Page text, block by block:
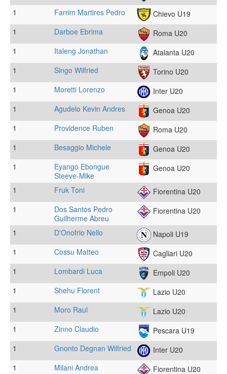
1
Farrim Martires Pedro
Chievo U19
1
Darboe Ebrima
Roma U20
1
Italeng Jonathan
Atalanta U20
1
Singo Wilfried
Torino U20
1
Moretti Lorenzo
Inter U20
1
Agudelo Kevin Andres
Genoa U20
1
Providence Ruben
Roma U20
1
Besaggio Michele
Genoa U20
1
Eyango Ebongue
Steeve-Mike
Genoa U20
1 Fruk Toni
Fiorentina U20
1
Dos Santos Pedro
Guilherme Abreu
Fiorentina U20
1 D'Onofrio Nello
Napoli U19
1
Cossu Matteo
Cagliari U20
1
Lombardi Luca
Empoli U20
1
Shehu Florent
Lazio U20
1
Moro Raul
Lazio U20
1
Zinno Claudio
Pescara U19
1
Gnonto Degnan Wilfried
Inter U20
1
Milani Andrea Fiorentina U20